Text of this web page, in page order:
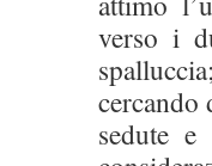
verso i
cercando
sedute